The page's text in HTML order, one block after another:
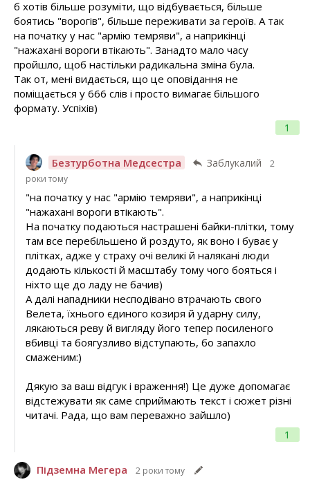
1
б хотів більше розуміти, що відбувається, більше
боятись "ворогів", більше переживати за героїв. А так
на початку у нас "армію темряви", а наприкінці
"нажахані вороги втікають". Занадто мало часу
пройшло, щоб настільки радикальна зміна була.
Так от, мені видається, що це оповідання не
поміщається у 666 слів і просто вимагає більшого
формату. Успіхів)
Безтурботна Медсестра Заблукалий
2
роки тому
1
"на початку у нас "армію темряви", а наприкінці
"нажахані вороги втікають".
На початку подаються настрашені байки-плітки, тому
там все перебільшено й роздуто, як воно і буває у
плітках, адже у страху очі великі й налякані люди
додають кількості й масштабу тому чого бояться і
ніхто ще до ладу не бачив)
А далі нападники несподівано втрачають свого
Велета, їхнього єдиного козиря й ударну силу,
лякаються реву й вигляду його тепер посиленого
вбивці та боягузливо відступають, бо запахло
смаженим:)
Дякую за ваш відгук і враження!) Це дуже допомагає
відстежувати як саме сприймають текст і сюжет різні
читачі. Рада, що вам переважно зайшло)
Підземна Мегера 2 роки тому